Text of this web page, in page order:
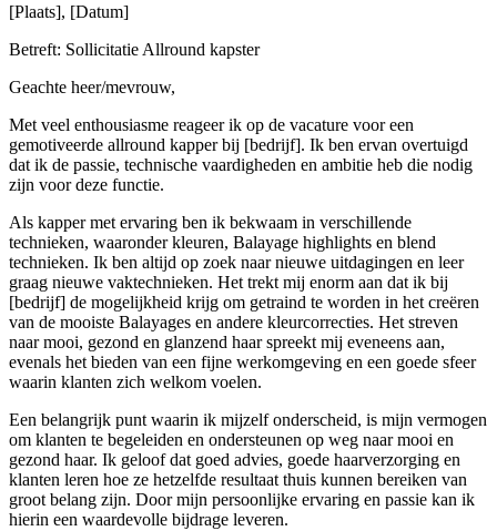
[Plaats], [Datum]
Betreft: Sollicitatie Allround kapster
Geachte heer/mevrouw,
Met veel enthousiasme reageer ik op de vacature voor een
gemotiveerde allround kapper bij [bedrijf]. Ik ben ervan overtuigd
dat ik de passie, technische vaardigheden en ambitie heb die nodig
zijn voor deze functie.
Als kapper met ervaring ben ik bekwaam in verschillende
technieken, waaronder kleuren, Balayage highlights en blend
technieken. Ik ben altijd op zoek naar nieuwe uitdagingen en leer
graag nieuwe vaktechnieken. Het trekt mij enorm aan dat ik bij
[bedrijf] de mogelijkheid krijg om getraind te worden in het creëren
van de mooiste Balayages en andere kleurcorrecties. Het streven
naar mooi, gezond en glanzend haar spreekt mij eveneens aan,
evenals het bieden van een fijne werkomgeving en een goede sfeer
waarin klanten zich welkom voelen.
Een belangrijk punt waarin ik mijzelf onderscheid, is mijn vermogen
om klanten te begeleiden en ondersteunen op weg naar mooi en
gezond haar. Ik geloof dat goed advies, goede haarverzorging en
klanten leren hoe ze hetzelfde resultaat thuis kunnen bereiken van
groot belang zijn. Door mijn persoonlijke ervaring en passie kan ik
hierin een waardevolle bijdrage leveren.